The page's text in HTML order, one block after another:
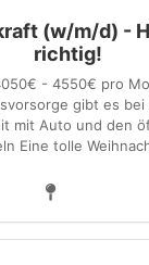
(w/m/d) -
richtig!
- 4550€ pro
gibt es bei
mit Auto und den
Eine tolle